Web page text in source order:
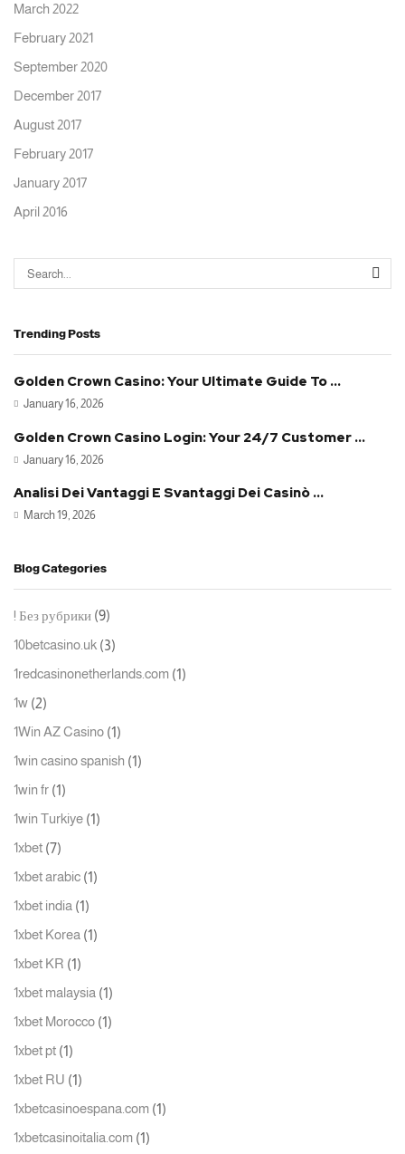
March 2022
February 2021
September 2020
December 2017
August 2017
February 2017
January 2017
April 2016
Trending Posts
Golden Crown Casino: Your Ultimate Guide To ...
January 16, 2026
Golden Crown Casino Login: Your 24/7 Customer ...
January 16, 2026
Analisi Dei Vantaggi E Svantaggi Dei Casinò ...
March 19, 2026
Blog Categories
! Без рубрики (9)
10betcasino.uk (3)
1redcasinonetherlands.com (1)
1w (2)
1Win AZ Casino (1)
1win casino spanish (1)
1win fr (1)
1win Turkiye (1)
1xbet (7)
1xbet arabic (1)
1xbet india (1)
1xbet Korea (1)
1xbet KR (1)
1xbet malaysia (1)
1xbet Morocco (1)
1xbet pt (1)
1xbet RU (1)
1xbetcasinoespana.com (1)
1xbetcasinoitalia.com (1)